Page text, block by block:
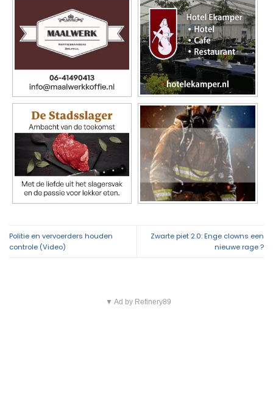
Politie en vervoerders houden
controle (Video)
Zwarte piet 2.0: Enge clowns een
nieuwe rage ?
▼ Ad by Refinery89